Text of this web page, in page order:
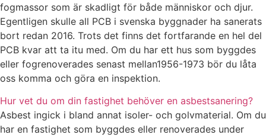
fogmassor som är skadligt för både människor och djur.
Egentligen skulle all PCB i svenska byggnader ha sanerats
bort redan 2016. Trots det finns det fortfarande en hel del
PCB kvar att ta itu med. Om du har ett hus som byggdes
eller fogrenoverades senast mellan1956-1973 bör du låta
oss komma och göra en inspektion.
Hur vet du om din fastighet behöver en asbestsanering?
Asbest ingick i bland annat isoler- och golvmaterial. Om du
har en fastighet som byggdes eller renoverades under